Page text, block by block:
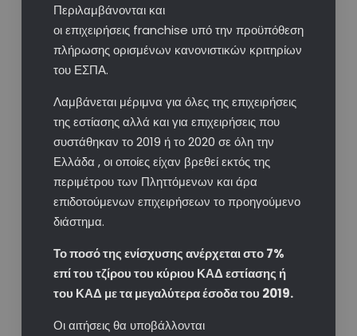
Περιλαμβάνονται και
οι επιχειρήσεις franchise υπό την προϋπόθεση
πλήρωσης ορισμένων κανονιστικών κριτηρίων
του ΕΣΠΑ.
Λαμβάνεται μέριμνα για όλες της επιχειρήσεις
της εστίασης αλλά και για επιχειρήσεις που
συστάθηκαν το 2019 ή το 2020 σε όλη την
Ελλάδα , οι οποίες είχαν βρεθεί εκτός της
περιμέτρου των Πληττόμενων και άρα
επιδοτούμενων επιχειρήσεων το προηγούμενο
διάστημα.
Το ποσό της ενίσχυσης ανέρχεται στο 7%
επί του τζίρου του κύριου ΚΑΔ εστίασης ή
του ΚΑΔ με τα μεγαλύτερα έσοδα του 2019.
Οι αιτήσεις θα υποβάλλονται